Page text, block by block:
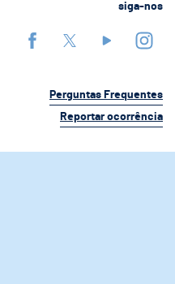
siga-nos
Perguntas Frequentes
Reportar ocorrência